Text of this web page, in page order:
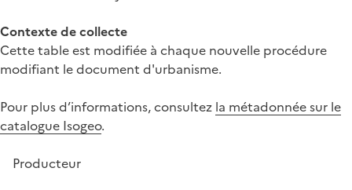
Contexte de collecte
Cette table est modifiée à chaque nouvelle procédure
modifiant le document d'urbanisme.
Pour plus d’informations, consultez la métadonnée sur le
catalogue Isogeo.
Producteur